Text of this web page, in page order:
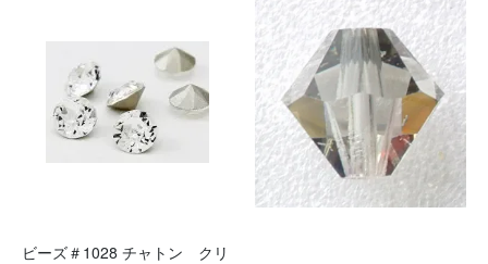
ビーズ＃1028 チャトン クリ